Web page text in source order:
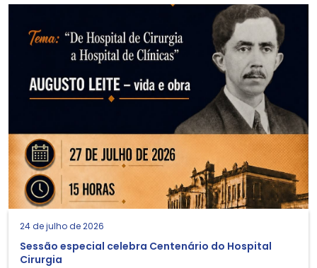
24 de julho de 2026
Sessão especial celebra Centenário do Hospital
Cirurgia